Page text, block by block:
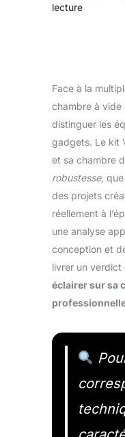
lecture
Face à la
chambre à vide
distinguer les
gadgets. Le kit
et sa chambre
robustesse,
des projets
réellement à
une analyse
conception et
livrer un verdict
éclairer sur sa